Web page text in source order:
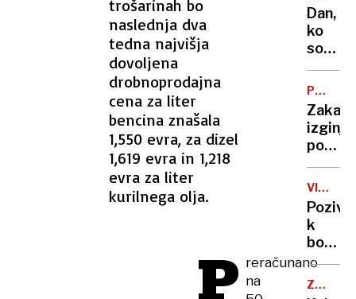
trošarinah bo
naslednja dva
tedna najvišja
dovoljena
drobnoprodajna
cena za liter
bencina znašala
1,550 evra, za dizel
1,619 evra in 1,218
evra za liter
kurilnega olja.
reračunano
na
Kje
bo
nastal
nov
verski
Dan,
ko
so
ZDA
nadzor
nad
Zakaj
poceni
in
njihovi
kupci?
VISOKE
CENE
Pozivi
k
tudi
v
ZDA